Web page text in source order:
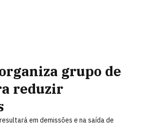
grupo de
reduzir
em demissões e na saída de